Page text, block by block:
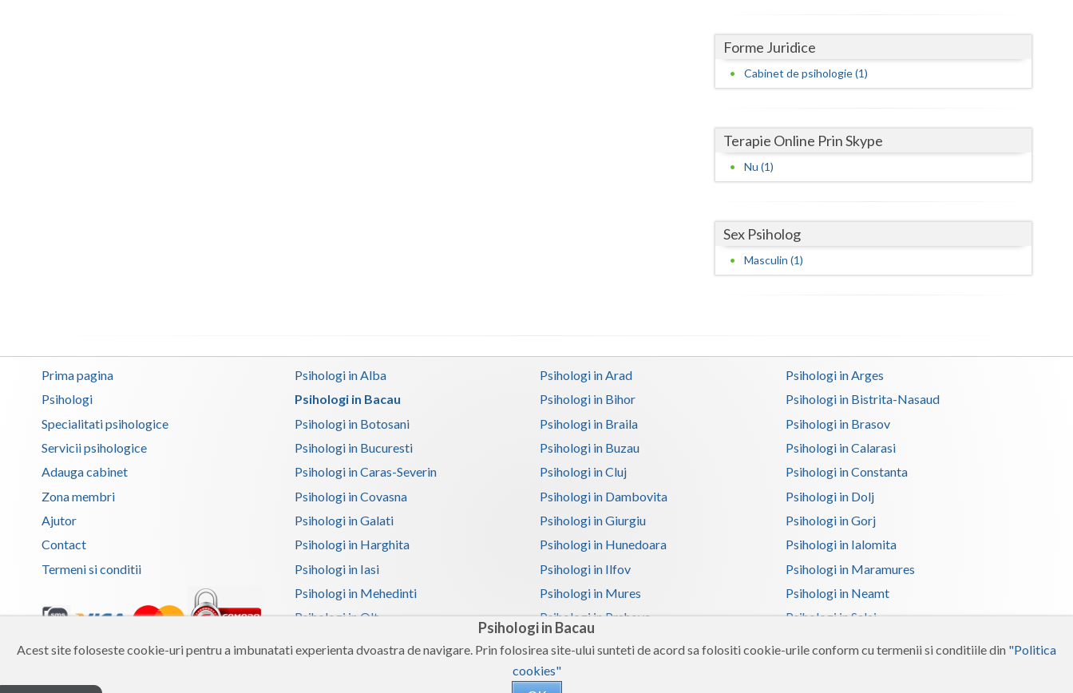
Psihologi in Bacau
Acest site foloseste cookie-uri pentru a imbunatati experienta dvoastra de navigare. Prin folosirea site-ului sunteti de acord sa folositi cookie-urile conform cu termenii si conditiile din "Politica
cookies"
Iasi
Maramures
Sibiu
Suceava
Teleorman
Timis
Tulcea
Valcea
Vaslui
Vrancea
Forme Juridice
Cabinet de psihologie (1)
Terapie Online Prin Skype
Nu (1)
Sex Psiholog
Masculin (1)
Prima pagina
Psihologi
Specialitati psihologice
Servicii psihologice
Adauga cabinet
Zona membri
Ajutor
Contact
Termeni si conditii
Copyright 2026 Reframing SRL
Built from scratch with
Psihologi in Alba Psihologi in Arad
Psihologi in Arges
Psihologi in Bacau
Psihologi in Bihor
Psihologi in Bistrita-Nasaud
Psihologi in Botosani
Psihologi in Braila
Psihologi in Brasov
Psihologi in Bucuresti
Psihologi in Buzau
Psihologi in Calarasi
Psihologi in Caras-Severin
Psihologi in Cluj
Psihologi in Constanta
Psihologi in Covasna
Psihologi in Dambovita
Psihologi in Dolj
Psihologi in Galati
Psihologi in Giurgiu
Psihologi in Gorj
Psihologi in Harghita
Psihologi in Hunedoara
Psihologi in Ialomita
Psihologi in Iasi
Psihologi in Ilfov
Psihologi in Maramures
Psihologi in Mehedinti
Psihologi in Mures
Psihologi in Neamt
Psihologi in Olt
Psihologi in Prahova
Psihologi in Salaj
Psihologi in Timis
Psihologi in Vaslui